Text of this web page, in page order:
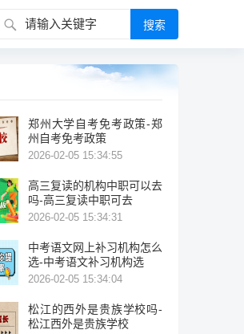
郑州大学自考免考政策-郑
州自考免考政策
2026-02-05 15:34:55
高三复读的机构中职可以去
吗-高三复读中职可去
2026-02-05 15:34:31
中考语文网上补习机构怎么
选-中考语文补习机构选
2026-02-05 15:34:04
松江的西外是贵族学校吗-
松江西外是贵族学校